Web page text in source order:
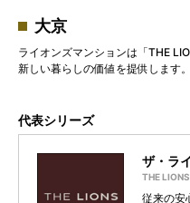
大京
ライオンズマンションは「THE
新しい暮らしの価値を提供します。
代表シリーズ
ザ・ラ
従来の安